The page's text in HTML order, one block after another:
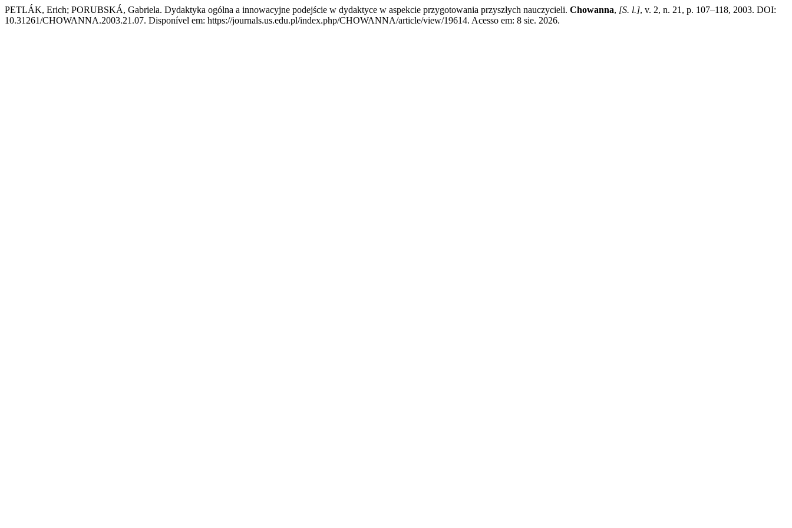
PETLÁK, Erich; PORUBSKÁ, Gabriela. Dydaktyka ogólna a innowacyjne podejście w dydaktyce w aspekcie przygotowania przyszłych nauczycieli. Chowanna, [S. l.], v. 2, n. 21, p. 107–118, 2003. DOI:
10.31261/CHOWANNA.2003.21.07. Disponível em: https://journals.us.edu.pl/index.php/CHOWANNA/article/view/19614. Acesso em: 8 sie. 2026.